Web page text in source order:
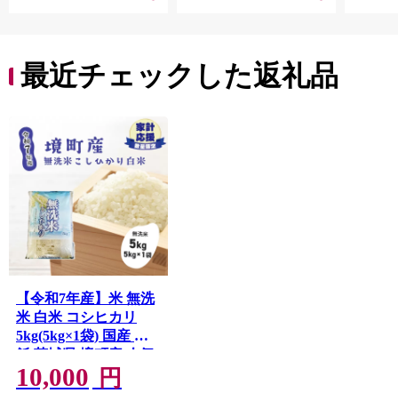
最近チェックした返礼品
【令和7年産】米 無洗
米 白米 コシヒカリ
5kg(5kg×1袋) 国産 ご
飯 茨城県 境町産 人気
S269
10,000 円